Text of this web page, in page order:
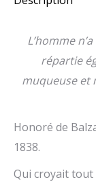
L’homme
répartie
muqueuse et
Honoré de
1838.
Qui croyait tout